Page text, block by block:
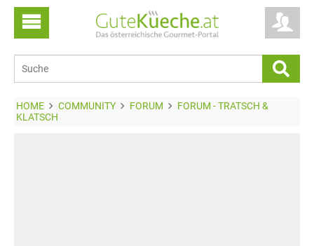
HOME COMMUNITY FORUM
FORUM - TRATSCH &
KLATSCH